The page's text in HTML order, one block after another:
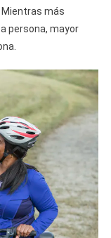
Mientras más
persona, mayor